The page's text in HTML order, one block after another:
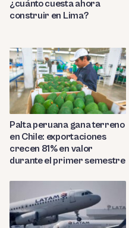
¿cuánto cuesta ahora
construir en Lima?
Palta peruana gana terreno
en Chile: exportaciones
crecen 81% en valor
durante el primer semestre